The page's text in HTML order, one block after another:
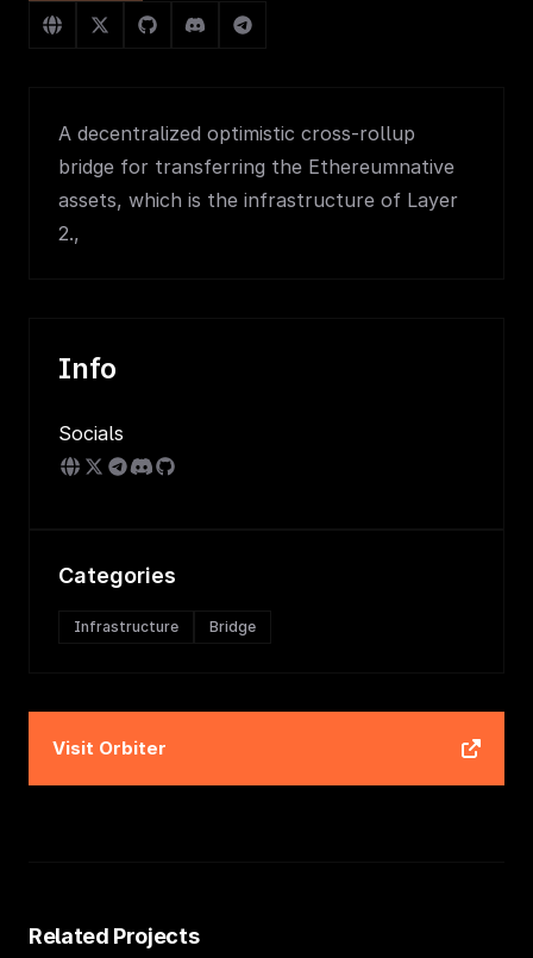
A decentralized optimistic cross-rollup
bridge for transferring the Ethereumnative
assets, which is the infrastructure of Layer
2.,
Info
Socials
Categories
Infrastructure Bridge
Visit Orbiter
Related Projects